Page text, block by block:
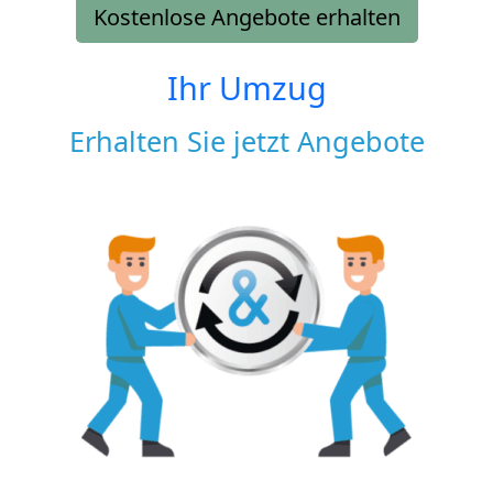
Kostenlose Angebote erhalten
Ihr Umzug
Erhalten Sie jetzt Angebote